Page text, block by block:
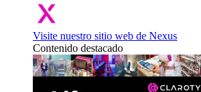
Visite nuestro sitio web de Nexus
Contenido destacado